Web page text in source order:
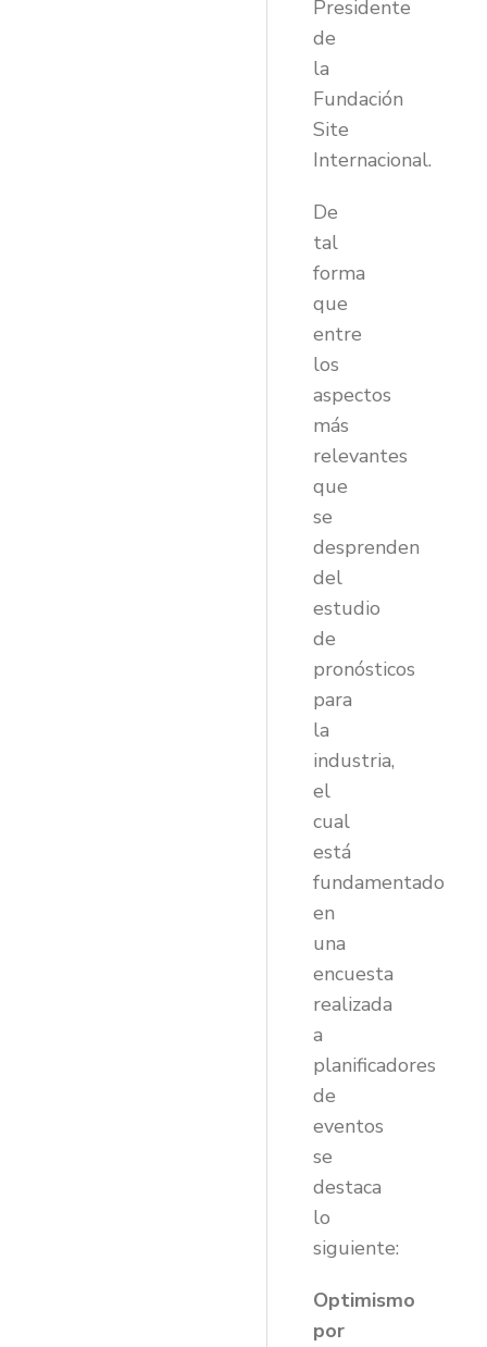
Presidente
de
la
Fundación
Site
Internacional.
De
tal
forma
que
entre
los
aspectos
más
relevantes
que
se
desprenden
del
estudio
de
pronósticos
para
la
industria,
el
cual
está
fundamentado
en
una
encuesta
realizada
a
planificadores
de
eventos
se
destaca
lo
siguiente:
Optimismo
por